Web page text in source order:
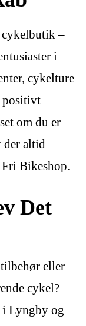
cykelbutik –
i
cykelture
positivt
om du er
der altid
Bikeshop.
Det
eller
cykel?
i Lyngby og